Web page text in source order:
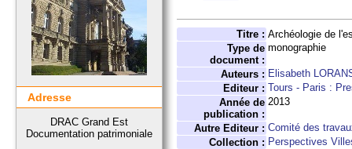
Titre : Archéologie de
Type de
document :
monographie
Auteurs : Elisabeth
Editeur : Tours - Paris :
Année de
publication :
2013
Autre Editeur : Comité des
Collection : Perspectives
Adresse
DRAC Grand Est
Documentation patrimoniale